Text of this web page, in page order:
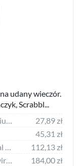
udany wieczór.
Scrabbl...
G3 Gra planszowa Założyciele Imperium
27,89 zł
45,31 zł
Winning Moves Gra planszowa Trivial Pursuit Domówka Ultimate
112,13 zł
Gra Planszowa Catán Expansión Devir Mercaderes y Bárbaros (ES)
184,00 zł